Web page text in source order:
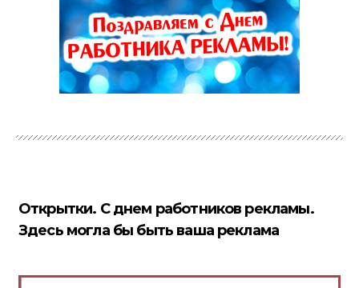
Открытки. С днем работников рекламы.
Здесь могла бы быть ваша реклама